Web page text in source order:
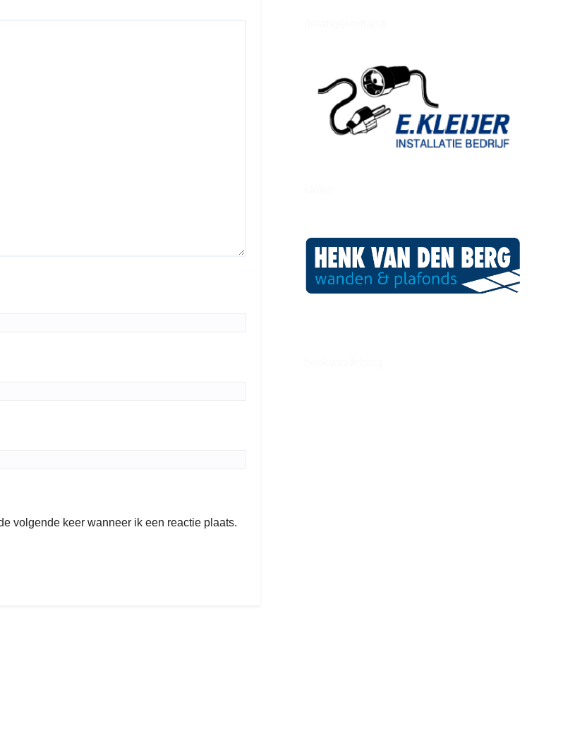
volgende keer wanneer ik een reactie plaats.